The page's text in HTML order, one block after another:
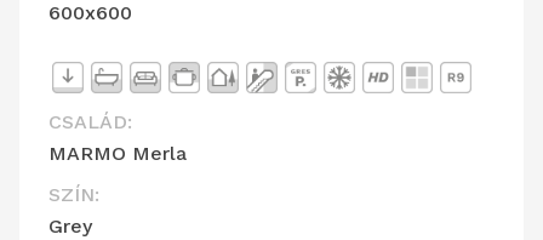
600x600
CSALÁD:
MARMO Merla
SZÍN:
Grey